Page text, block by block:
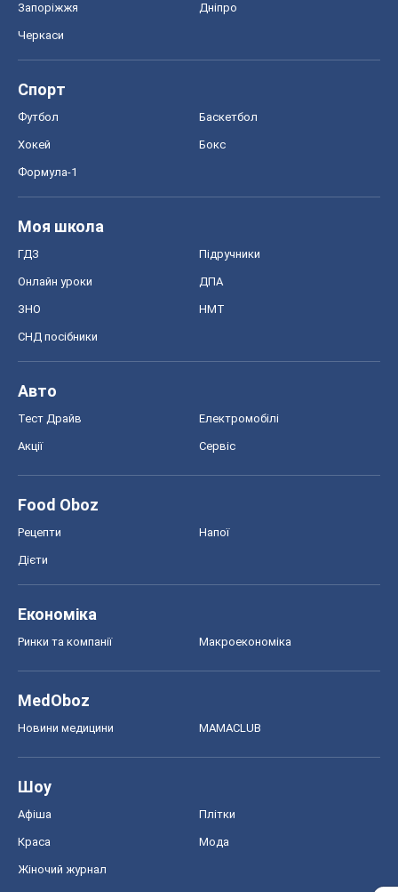
Запоріжжя Дніпро
Черкаси
Спорт
Футбол Баскетбол
Хокей Бокс
Формула-1
Моя школа
ГДЗ Підручники
Онлайн уроки ДПА
ЗНО НМТ
СНД посібники
Авто
Тест Драйв Електромобілі
Акції Сервіс
Food Oboz
Рецепти Напої
Дієти
Економіка
Ринки та компанії Макроекономіка
MedOboz
Новини медицини MAMACLUB
Шоу
Афіша Плітки
Краса Мода
Жіночий журнал